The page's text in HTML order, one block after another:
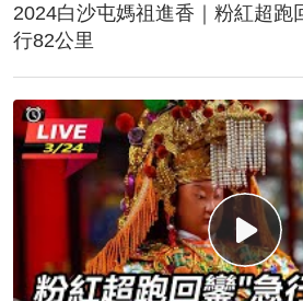
2024白沙屯媽祖進香｜粉紅超跑回鑾"
行82公里